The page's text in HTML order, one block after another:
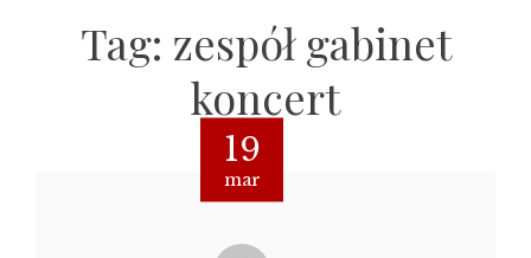
Tag: zespół gabinet
koncert
19
mar